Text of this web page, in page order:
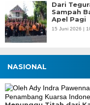
Dari
Sampah
Apel Pagi
15 Juni 2026 |
NASIONAL